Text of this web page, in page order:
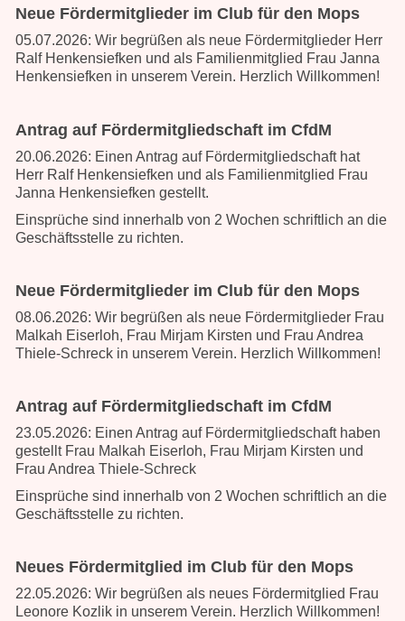
Neue Fördermitglieder im Club für den Mops
05.07.2026: Wir begrüßen als neue Fördermitglieder Herr
Ralf Henkensiefken und als Familienmitglied Frau Janna
Henkensiefken in unserem Verein. Herzlich Willkommen!
Antrag auf Fördermitgliedschaft im CfdM
20.06.2026: Einen Antrag auf Fördermitgliedschaft hat
Herr Ralf Henkensiefken und als Familienmitglied Frau
Janna Henkensiefken gestellt.
Einsprüche sind innerhalb von 2 Wochen schriftlich an die
Geschäftsstelle zu richten.
Neue Fördermitglieder im Club für den Mops
08.06.2026: Wir begrüßen als neue Fördermitglieder Frau
Malkah Eiserloh, Frau Mirjam Kirsten und Frau Andrea
Thiele-Schreck in unserem Verein. Herzlich Willkommen!
Antrag auf Fördermitgliedschaft im CfdM
23.05.2026: Einen Antrag auf Fördermitgliedschaft haben
gestellt Frau Malkah Eiserloh, Frau Mirjam Kirsten und
Frau Andrea Thiele-Schreck
Einsprüche sind innerhalb von 2 Wochen schriftlich an die
Geschäftsstelle zu richten.
Neues Fördermitglied im Club für den Mops
22.05.2026: Wir begrüßen als neues Fördermitglied Frau
Leonore Kozlik in unserem Verein. Herzlich Willkommen!